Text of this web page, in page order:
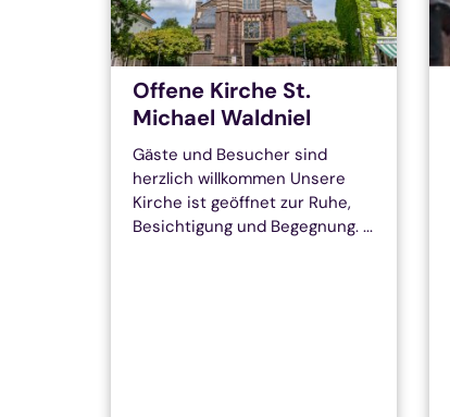
Offene Kirche St.
Michael Waldniel
Gäste und Besucher sind
herzlich willkommen Unsere
Kirche ist geöffnet zur Ruhe,
Besichtigung und Begegnung. ...